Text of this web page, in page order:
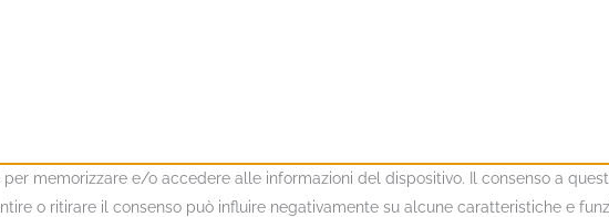
memorizzare e/o accedere alle informazioni del dispositivo. Il consenso a
o ritirare il consenso può influire negativamente su alcune caratteristiche e